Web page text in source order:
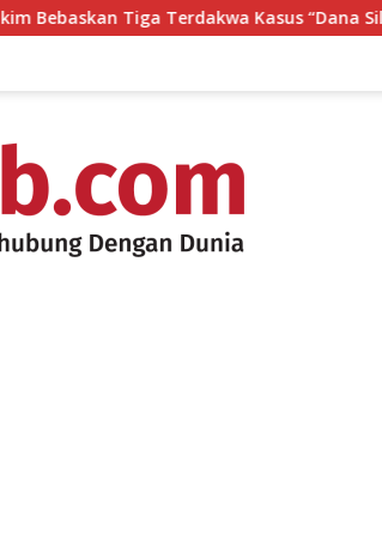
Terdakwa Kasus “Dana Siluman”